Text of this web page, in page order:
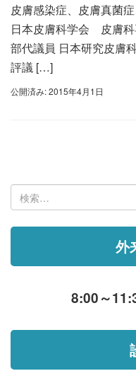
皮膚感染症、皮膚真菌
日本皮膚科学会 皮膚
部代議員 日本研究皮
評議 […]
公開済み: 2015年4月1日
索:
外
8:00～